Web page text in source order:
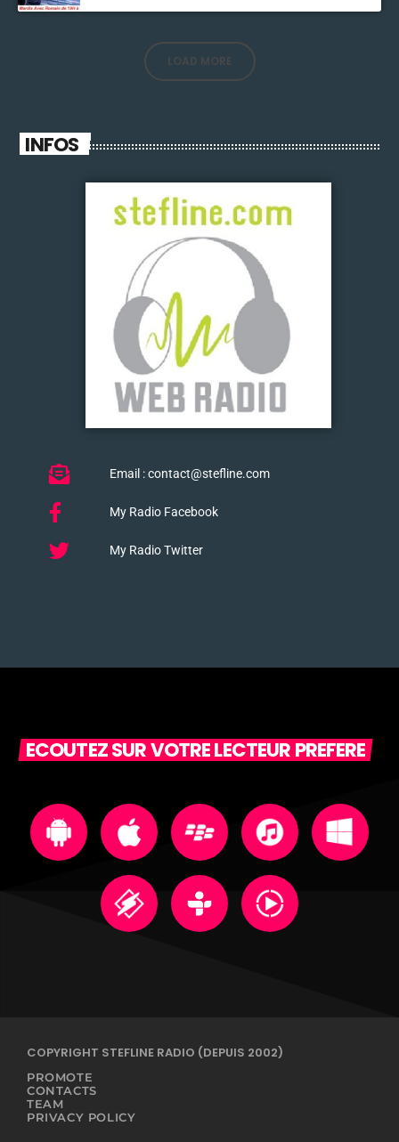
LOAD MORE
INFOS
Email : contact@stefline.com
My Radio Facebook
My Radio Twitter
ECOUTEZ SUR VOTRE LECTEUR PREFERE
COPYRIGHT STEFLINE RADIO (DEPUIS 2002)
PROMOTE
CONTACTS
TEAM
PRIVACY POLICY